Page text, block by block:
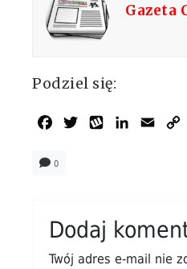
Gazeta
Podziel się:
Facebook
TwitterWykopLinkedIn
0
Dodaj
Twój adres e-mail nie